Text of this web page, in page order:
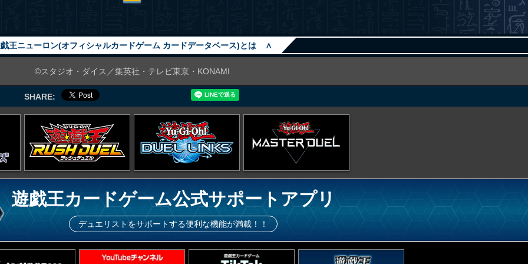
王ニューロン(オフィシャルカードゲーム カードデータベース)とは ∧
©スタジオ・ダイス／集英社・テレビ東京・KONAMI
SHARE:
遊戯王カードゲーム公式サポートアプリ
デュエリストをサポートする便利な機能が満載！！